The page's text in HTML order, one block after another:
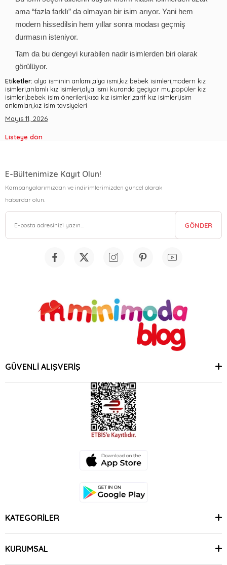
ama “fazla farklı” da olmayan bir isim arıyor. Yani hem
modern hissedilsin hem yıllar sonra modası geçmiş
durmasın isteniyor.
Tam da bu dengeyi kurabilen nadir isimlerden biri olarak
görülüyor.
Etiketler: alya isminin anlamı,alya ismi,kız bebek isimleri,modern kız
isimleri,anlamlı kız isimleri,alya ismi kuranda geçiyor mu,popüler kız
isimleri,bebek isim önerileri,kısa kız isimleri,zarif kız isimleri,isim
anlamları,kız isim tavsiyeleri
Mayıs 11, 2026
Listeye dön
E-Bültenimize Kayıt Olun!
Kampanyalarımızdan ve indirimlerimizden güncel olarak
haberdar olun.
GÖNDER
GÜVENLİ ALIŞVERİŞ
KATEGORİLER
KURUMSAL